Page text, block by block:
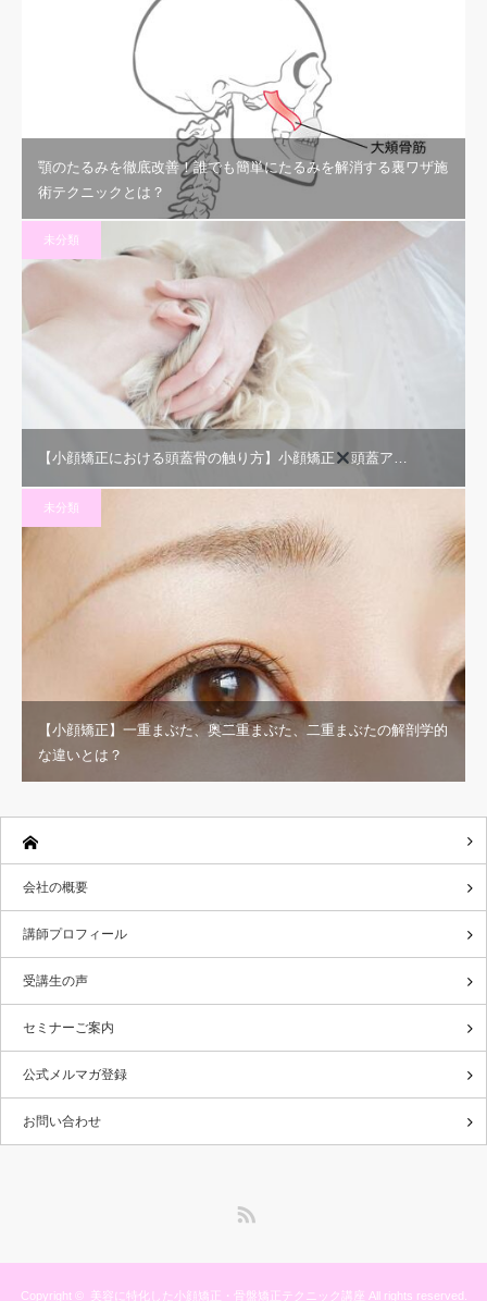
顎のたるみを徹底改善！誰でも簡単にたるみを解消する裏ワザ施
術テクニックとは？
未分類
【小顔矯正における頭蓋骨の触り方】小顔矯正 頭蓋ア…
未分類
【小顔矯正】一重まぶた、奥二重まぶた、二重まぶたの解剖学的
な違いとは？
会社の概要
講師プロフィール
受講生の声
セミナーご案内
公式メルマガ登録
お問い合わせ
Copyright © 美容に特化した小顔矯正・骨盤矯正テクニック講座 All rights reserved.